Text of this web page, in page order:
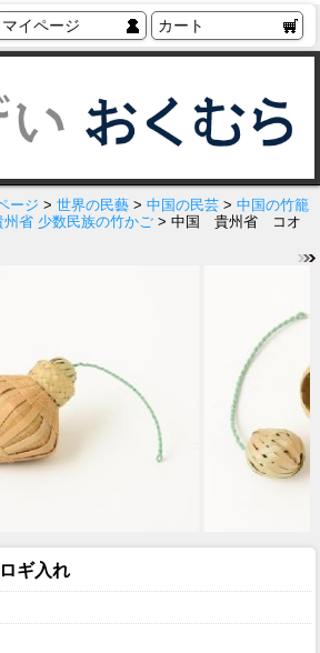
マイページ カート
ージ > 世界の民藝 > 中国の民芸 > 中国の竹籠
州省 少数民族の竹かご > 中国 貴州省 コオ
ギ入れ